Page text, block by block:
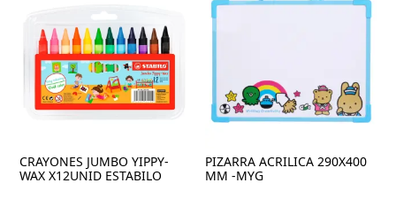
CRAYONES JUMBO YIPPY-
WAX X12UNID ESTABILO
PIZARRA ACRILICA 290X400
MM -MYG